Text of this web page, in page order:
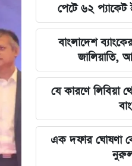
পেটে ৬২ প্যাকেট
বাংলাদেশ
জালিয়াতি,
যে কারণে লিবিয়া
এক দফার ঘোষণা